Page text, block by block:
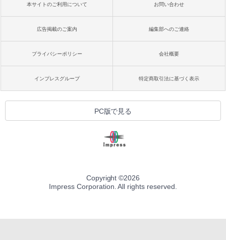
本サイトのご利用について お問い合わせ
広告掲載のご案内 編集部へのご連絡
プライバシーポリシー 会社概要
インプレスグループ 特定商取引法に基づく表示
PC版で見る
Copyright ©2026
Impress Corporation. All rights reserved.